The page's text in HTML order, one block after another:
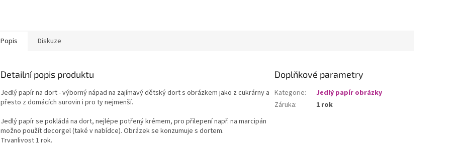
Popis Diskuze
Detailní popis produktu
Jedlý papír na dort - výborný nápad na zajímavý dětský dort s obrázkem jako z cukrárny a
přesto z domácích surovin i pro ty nejmenší.
Jedlý papír se pokládá na dort, nejlépe potřený krémem, pro přilepení např. na marcipán
možno použít decorgel (také v nabídce). Obrázek se konzumuje s dortem.
Trvanlivost 1 rok.
Doplňkové parametry
Kategorie:
Jedlý papír obrázky
Záruka: 1 rok